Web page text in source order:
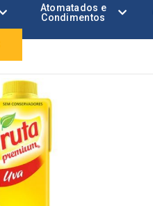
Atomatados e
Condimentos